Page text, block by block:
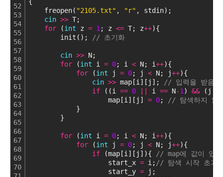
52
53
54
55
56
57
58
59
60
61
62
63
64
65
66
67
68
69
70
freopen( "2105.txt" , "r" , stdin);
cin >> T;
for (int z = 1 ; z <= T; z++){
init();
// 초기화
cin >> N;
for (int i = 0; i < N; i++){
for (int j = 0; j < N; j++){
cin >> map[i][j];
// 입력을 받음
if ((i == 0 i == N-1 ) && (j
map[i][j] = 0;
// 탐색하지 않
}
}
for (int i = 0; i < N; i++){
for (int j = 0; j < N; j++){
if (map[i][j]){
// map에 값이 있
start_x = i; // 탐색 시작 초기
start_y = j;